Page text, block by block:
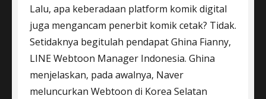
Lalu, apa keberadaan platform komik digital
juga mengancam penerbit komik cetak? Tidak.
Setidaknya begitulah pendapat Ghina Fianny,
LINE Webtoon Manager Indonesia. Ghina
menjelaskan, pada awalnya, Naver
meluncurkan Webtoon di Korea Selatan